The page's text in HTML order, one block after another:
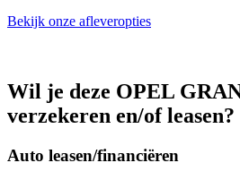
Bekijk onze afleveropties
Wil je deze OPEL
verzekeren en/of leasen?
Auto leasen/financiëren